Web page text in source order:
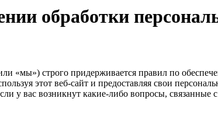
обработки
«мы») строго придерживается правил по
этот веб-сайт и предоставляя свои
у вас возникнут какие-либо вопросы,